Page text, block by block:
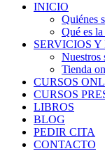
INICIO
Quiénes
Qué es
SERVICIOS
Nuestros
Tienda
CURSOS
CURSOS
LIBROS
BLOG
PEDIR CITA
CONTACTO